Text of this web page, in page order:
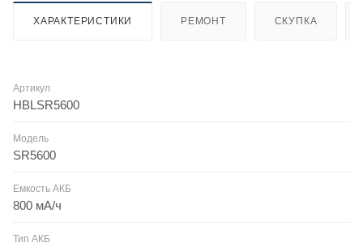
ХАРАКТЕРИСТИКИ РЕМОНТ СКУПКА
Артикул
HBLSR5600
Модель
SR5600
Емкость АКБ
800 мА/ч
Тип АКБ